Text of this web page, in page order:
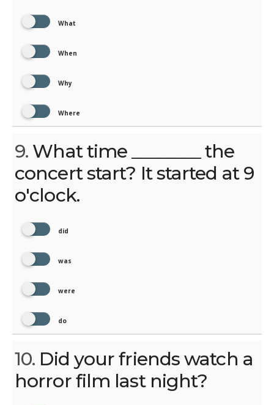
What
When
Why
Where
9. What time ________ the
concert start? It started at 9
o'clock.
did
was
were
do
10. Did your friends watch a
horror film last night?